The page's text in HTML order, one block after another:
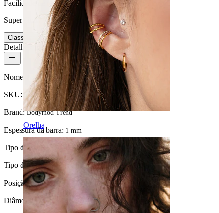
Orelha
Facilidade de utilização
Super fácil
Classificação
Detalhes do produto
Nome: Argola em titânio com duas estrelas
SKU: Ring-257
Brand:Bodymod Trend
Espessura da barra: 1 mm
Tipo de fecho: Articulação
Tipo de joia:Argola, Huggy
Posição:Lóbulo, Helix
Diâmetro: 8 mm